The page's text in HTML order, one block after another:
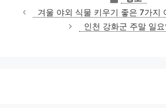
테
고
리
겨울 야외 식물 키우기 좋은 7가지
인천 강화군 주말 일